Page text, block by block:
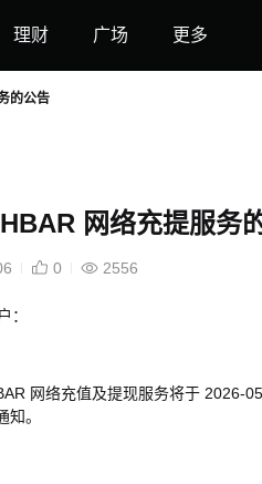
理财 广场 更多
的公告
网络充提服务
0 2556
：
网络充值及提现服务将于 2026-
。